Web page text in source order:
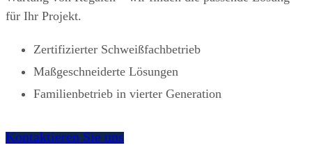
für Ihr Projekt.
Zertifizierter Schweißfachbetrieb
Maßgeschneiderte Lösungen
Familienbetrieb in vierter Generation
Kontaktieren Sie uns